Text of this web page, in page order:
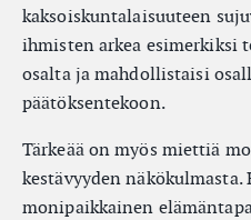
kaksoiskuntalaisuuteen
ihmisten arkea esimerkiksi
osalta ja mahdollistaisi
päätöksentekoon.
Tärkeää on myös miettiä
kestävyyden
monipaikkainen